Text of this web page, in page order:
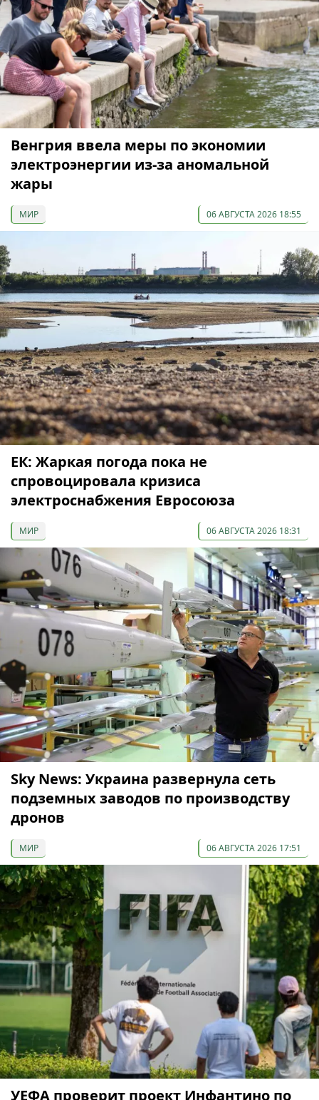
Венгрия ввела меры по экономии
электроэнергии из-за аномальной
жары
МИР 06 АВГУСТА 2026 18:55
ЕК: Жаркая погода пока не
спровоцировала кризиса
электроснабжения Евросоюза
МИР 06 АВГУСТА 2026 18:31
Sky News: Украина развернула сеть
подземных заводов по производству
дронов
МИР 06 АВГУСТА 2026 17:51
УЕФА проверит проект Инфантино по